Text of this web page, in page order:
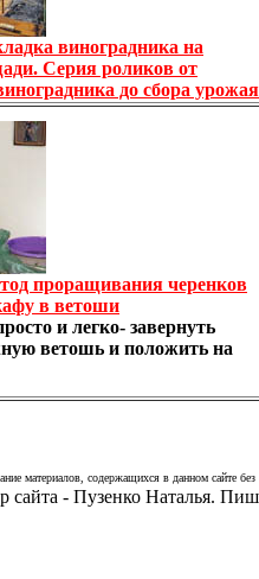
виноградника на
Серия роликов от
до сбора урожая
проращивания черенков
в ветоши
и легко- завернуть
ветошь и положить на
материалов, содержащихся в данном сайте
сайта - Пузенко Наталья.